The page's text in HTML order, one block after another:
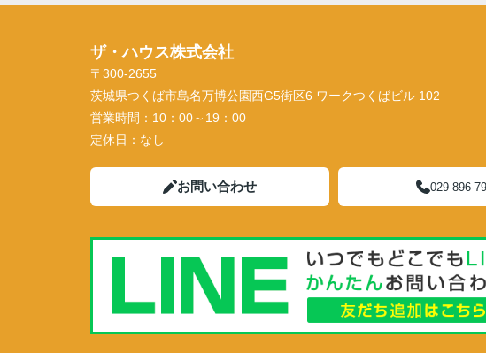
ザ・ハウス株式会社
〒300-2655
茨城県つくば市島名万博公園西G5街区6 ワークつくばビル 102
営業時間： 10：00～19：00
定休日： なし
お問い合わせ 029-896-